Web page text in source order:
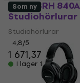
Shure SRH 840A
Studiohörlurar
Studiohörlurar
4,8/5
1 671,37 kr
I lager för E-shop
Som ny